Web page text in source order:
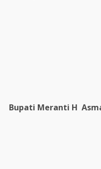
Bupati Meranti H